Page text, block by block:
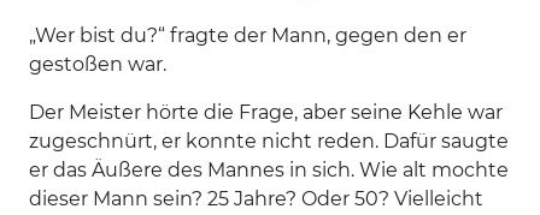
„Wer bist du?“ fragte der Mann, gegen den er
gestoßen war.
Der Meister hörte die Frage, aber seine Kehle war
zugeschnürt, er konnte nicht reden. Dafür saugte
er das Äußere des Mannes in sich. Wie alt mochte
dieser Mann sein? 25 Jahre? Oder 50? Vielleicht